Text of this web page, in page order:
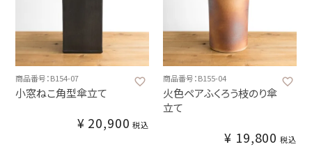
商品番号：B154-07
小窓ねこ角型傘立て
¥ 20,900 税込
商品番号：B155-04
火色ペアふくろう枝のり傘
立て
¥ 19,800 税込